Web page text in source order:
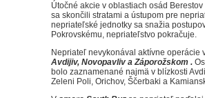
Útočné akcie v oblastiach osád
sa skončili stratami a ústupom pre
nepriateľské jednotky sa snažia
Pokrovskému, nepriateľstvo pokračuje.
Nepriateľ nevykonával aktívne operácie
Avdijiv, Novopavliv a Záporožskom .
bolo zaznamenané najmä v blízkosti
Zeleni Poli, Orichov, Ščerbaki a